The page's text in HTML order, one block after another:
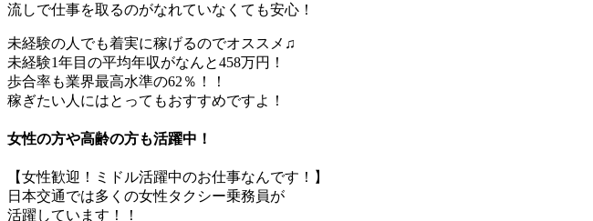
流しで仕事を取るのがなれていなくても安心！
未経験の人でも着実に稼げるのでオススメ♫
未経験1年目の平均年収がなんと458万円！
歩合率も業界最高水準の62％！！
稼ぎたい人にはとってもおすすめですよ！
女性の方や高齢の方も活躍中！
【女性歓迎！ミドル活躍中のお仕事なんです！】
日本交通では多くの女性タクシー乗務員が
活躍しています！！